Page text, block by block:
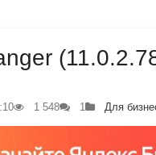
1 548 1 Для